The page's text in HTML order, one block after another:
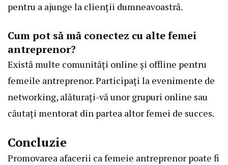
pentru a ajunge la clienții dumneavoastră.
Cum pot să mă conectez cu alte femei
antreprenor?
Există multe comunități online și offline pentru
femeile antreprenor. Participați la evenimente de
networking, alăturați-vă unor grupuri online sau
căutați mentorat din partea altor femei de succes.
Concluzie
Promovarea afacerii ca femeie antreprenor poate fi